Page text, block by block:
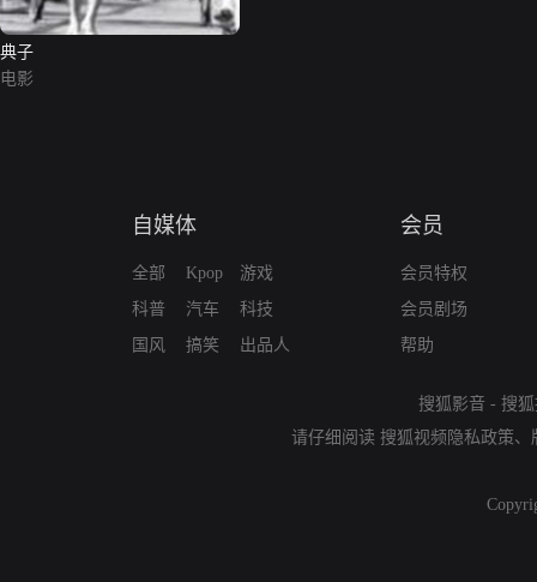
典子
电影
自媒体
全部
科普
国风
Kpop
汽车
搞笑
游戏
科技
出品人
会员
会员特权
会员剧场
帮助
搜狐影音 - 搜
请仔细阅读 搜狐视频隐私政策、